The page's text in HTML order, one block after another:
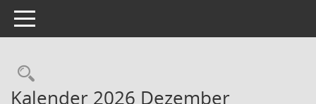
Toggle navigation
Rechercheauswahl
Kalender 2026 Dezember